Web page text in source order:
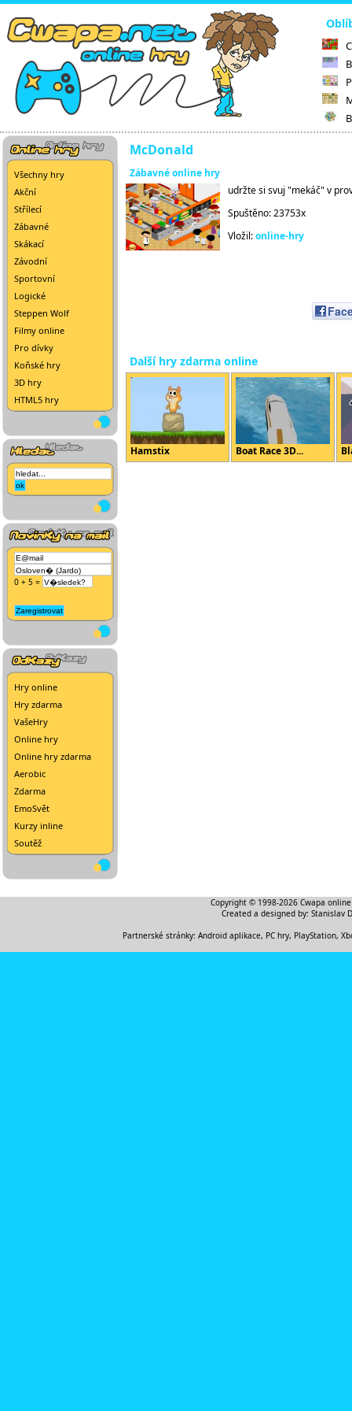
Všechny hry
Akční
Střílecí
Zábavné
Skákací
Závodní
Sportovní
Logické
Steppen Wolf
Filmy online
Pro dívky
Koňské hry
3D hry
HTML5 hry
0 + 5 =
Hry online
Hry zdarma
VašeHry
Online hry
Online hry zdarma
Aerobic
Zdarma
EmoSvět
Kurzy inline
Soutěž
McDonald
Zábavné online hry
udržte si svuj "mekáč" v
Spuštěno: 23753x
Vložil:online-hry
Další hry zdarma online
Hamstix Boat Race 3D...
Copyright © 1998-2026 Cwapa
Created a designed by: Stanislav
Partnerské stránky: Android aplikace, PC hry, PlayStation,